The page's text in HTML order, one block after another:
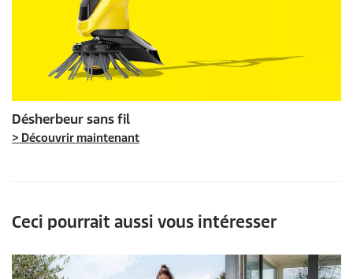
Désherbeur sans fil
> Découvrir maintenant
Ceci pourrait aussi vous intéresser